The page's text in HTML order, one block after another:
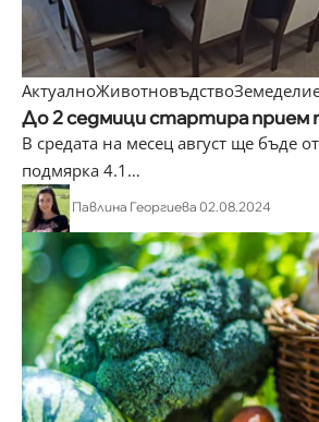
АктуалноЖивотновъдство
До 2 седмици стартира прием
В средата на месец август ще бъде
подмярка 4.1 …
Павлина Георгиева 02.08.2024